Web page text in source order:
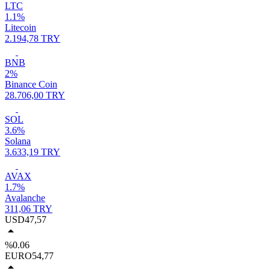
LTC
1.1%
Litecoin
2.194,78 TRY
BNB
2%
Binance Coin
28.706,00 TRY
SOL
3.6%
Solana
3.633,19 TRY
AVAX
1.7%
Avalanche
311,06 TRY
USD47,57
%0.06
EURO54,77